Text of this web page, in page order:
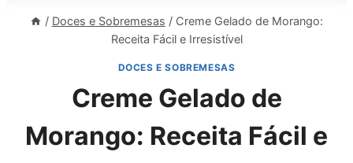
/ Doces e Sobremesas / Creme Gelado de Morango:
Receita Fácil e Irresistível
DOCES E SOBREMESAS
Creme Gelado de
Morango: Receita Fácil e